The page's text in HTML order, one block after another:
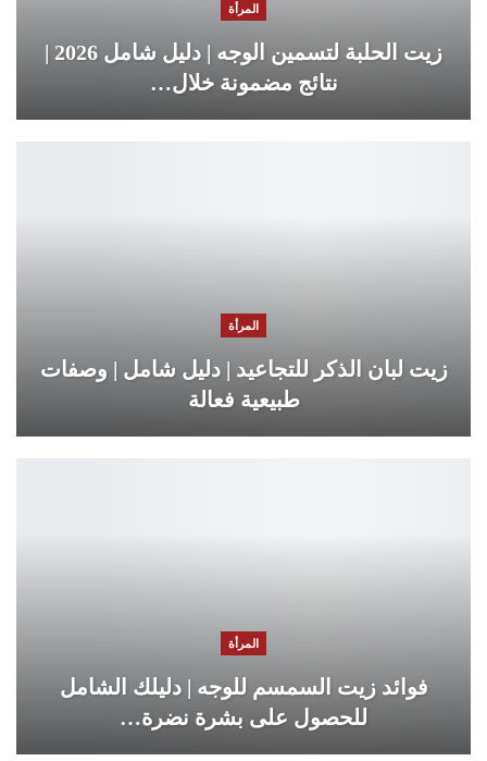
المرأة
زيت الحلبة لتسمين الوجه | دليل شامل 2026 |
نتائج مضمونة خلال…
المرأة
زيت لبان الذكر للتجاعيد | دليل شامل | وصفات
طبيعية فعالة
المرأة
فوائد زيت السمسم للوجه | دليلك الشامل
للحصول على بشرة نضرة…